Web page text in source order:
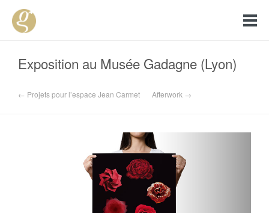
Exposition au Musée Gadagne (Lyon)
← Projets pour l’espace Jean Carmet Afterwork →